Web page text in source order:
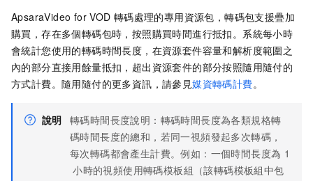
ApsaraVideo for VOD 轉碼處理的專用資源包，轉碼包支援疊加
購買，存在多個轉碼包時，按照購買時間進行抵扣。系統每小時
會統計您使用的轉碼時間長度，在資源套件容量和解析度範圍之
內的部分直接用餘量抵扣，超出資源套件的部分按照隨用隨付的
方式計費。隨用隨付的更多資訊，請參見媒資轉碼計費。
說明 轉碼時間長度說明：轉碼時間長度為各類規格轉
碼時間長度的總和，若同一視頻發起多次轉碼，
每次轉碼都會產生計費。例如：一個時間長度為 1
小時的視頻使用轉碼模板組（該轉碼模板組中包